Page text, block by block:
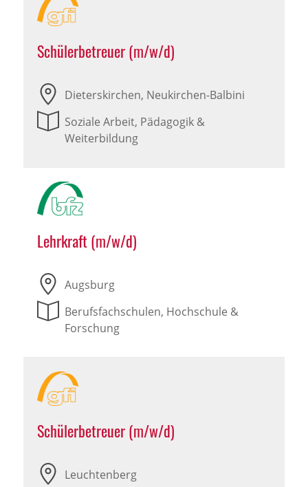
Schülerbetreuer (m/w/d)
Dieterskirchen, Neukirchen-Balbini
Soziale Arbeit, Pädagogik &
Weiterbildung
Lehrkraft (m/w/d)
Augsburg
Berufsfachschulen, Hochschule &
Forschung
Schülerbetreuer (m/w/d)
Leuchtenberg